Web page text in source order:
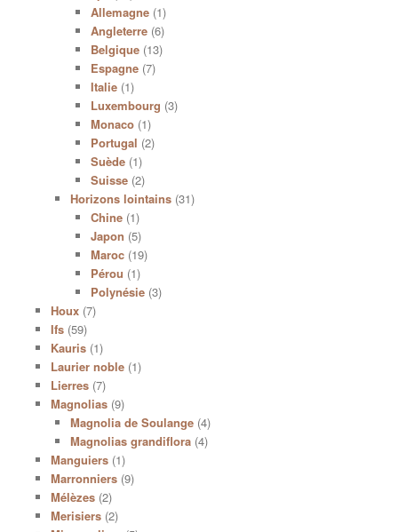
Allemagne(1)
Angleterre(6)
Belgique(13)
Espagne(7)
Italie(1)
Luxembourg (3)
Monaco(1)
Portugal (2)
Suède(1)
Suisse(2)
Horizons lointains (31)
Chine(1)
Japon (5)
Maroc(19)
Pérou (1)
Polynésie(3)
Houx(7)
Ifs(59)
Kauris(1)
Laurier noble(1)
Lierres(7)
Magnolias(9)
Magnolia de Soulange (4)
Magnolias grandiflora (4)
Manguiers(1)
Marronniers(9)
Mélèzes(2)
Merisiers(2)